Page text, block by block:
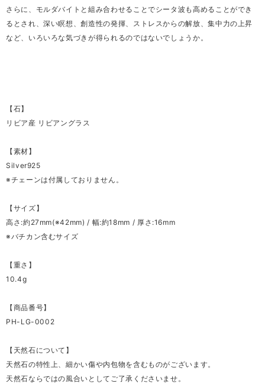
さらに、モルダバイトと組み合わせることでシータ波も高めることができ
るとされ、深い瞑想、創造性の発揮、ストレスからの解放、集中力の上昇
など、いろいろな気づきが得られるのではないでしょうか。
【石】
リビア産 リビアングラス
【素材】
Silver925
※チェーンは付属しておりません。
【サイズ】
高さ:約27mm(※42mm) / 幅:約18mm / 厚さ:16mm
※バチカン含むサイズ
【重さ】
10.4g
【商品番号】
PH-LG-0002
【天然石について】
天然石の特性上、細かい傷や内包物を含むものがございます。
天然石ならではの風合いとしてご了承くださいませ。